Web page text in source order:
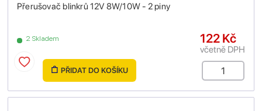
Přerušovač blinkrů 12V 8W/10W - 2 piny
2 Skladem 122 Kč
včetně DPH
PŘIDAT DO KOŠÍKU